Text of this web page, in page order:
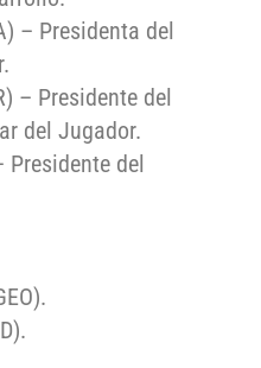
– Presidenta del
– Presidente del
del Jugador.
Presidente del